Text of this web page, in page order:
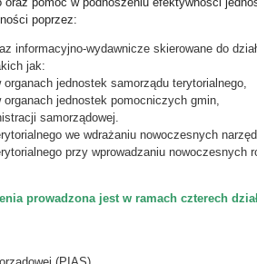
poprzez:
informacyjno-wydawnicze skierowane do
jak:
jednostek samorządu terytorialnego,
jednostek pomocniczych gmin,
samorządowej.
we wdrażaniu nowoczesnych
przy wprowadzaniu nowoczesnych
prowadzona jest w ramach czterech